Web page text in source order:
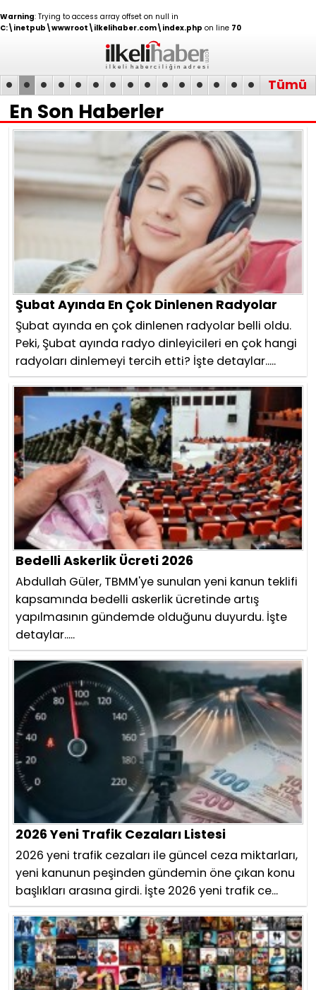
Warning: Trying to access array offset on null in
C:\inetpub\wwwroot\ilkelihaber.com\index.php on line 70
GUNCEL
Bedelli Askerlik Ücreti
2026
• • • • • • • • • • • • • • • Tümü
En Son Haberler
Şubat Ayında En Çok Dinlenen Radyolar
Şubat ayında en çok dinlenen radyolar belli oldu.
Peki, Şubat ayında radyo dinleyicileri en çok hangi
radyoları dinlemeyi tercih etti? İşte detaylar.....
Bedelli Askerlik Ücreti 2026
Abdullah Güler, TBMM'ye sunulan yeni kanun teklifi
kapsamında bedelli askerlik ücretinde artış
yapılmasının gündemde olduğunu duyurdu. İşte
detaylar.....
2026 Yeni Trafik Cezaları Listesi
2026 yeni trafik cezaları ile güncel ceza miktarları,
yeni kanunun peşinden gündemin öne çıkan konu
başlıkları arasına girdi. İşte 2026 yeni trafik ce...